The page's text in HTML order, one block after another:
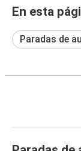
En esta
Paradas de